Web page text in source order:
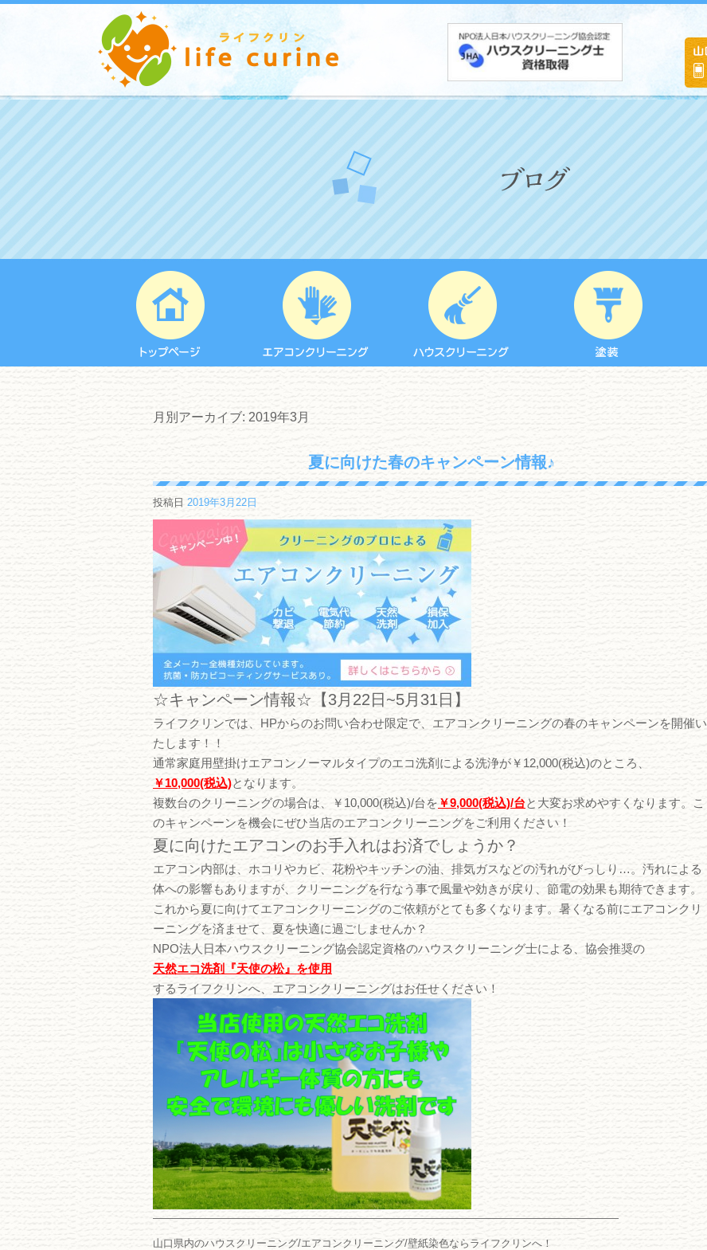
月別アーカイブ: 2019年3月
夏に向けた春のキャンペーン情報♪
投稿日 2019年3月22日
☆キャンペーン情報☆【3月22日~5月31日】
ライフクリンでは、HPからのお問い合わせ限定で、エアコンクリーニングの春のキャンペーンを開催い
たします！！
通常家庭用壁掛けエアコンノーマルタイプのエコ洗剤による洗浄が￥12,000(税込)のところ、
￥10,000(税込)となります。
複数台のクリーニングの場合は、￥10,000(税込)/台を ￥9,000(税込)/台と大変お求めやすくなります。こ
のキャンペーンを機会にぜひ当店のエアコンクリーニングをご利用ください！
夏に向けたエアコンのお手入れはお済でしょうか？
エアコン内部は、ホコリやカビ、花粉やキッチンの油、排気ガスなどの汚れがびっしり…。汚れによる
体への影響もありますが、クリーニングを行なう事で風量や効きが戻り、節電の効果も期待できます。
これから夏に向けてエアコンクリーニングのご依頼がとても多くなります。暑くなる前にエアコンクリ
ーニングを済ませて、夏を快適に過ごしませんか？
NPO法人日本ハウスクリーニング協会認定資格のハウスクリーニング士による、協会推奨の
天然エコ洗剤『天使の松』を使用
するライフクリンへ、エアコンクリーニングはお任せください！
―――――――――――――――――――――――――――――――――――――――――――――
山口県内のハウスクリーニング/エアコンクリーニング/壁紙染色ならライフクリンへ！